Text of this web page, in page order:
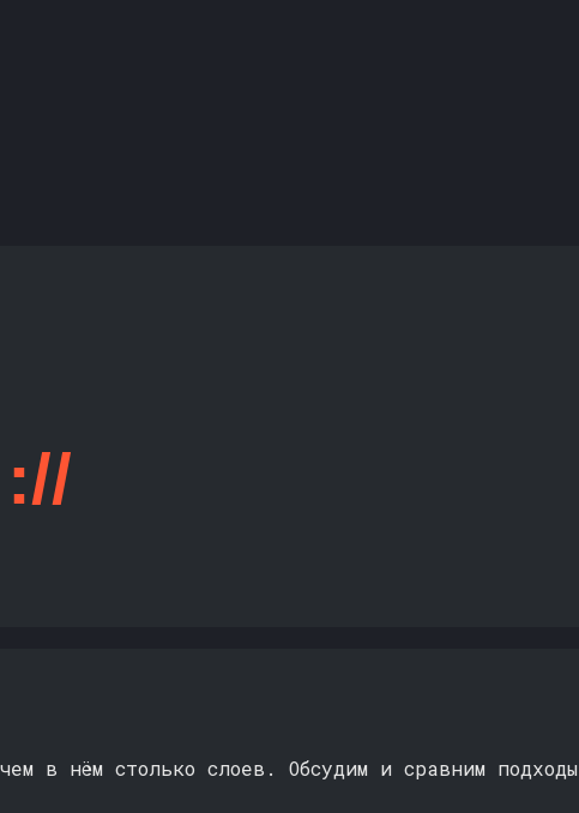
будет
://
в нём столько слоев. Обсудим и сравним